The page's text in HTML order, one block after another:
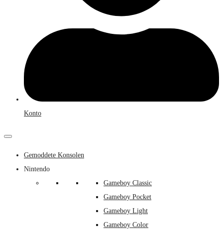
Konto
Gemoddete Konsolen
Nintendo
Gameboy Classic
Gameboy Pocket
Gameboy Light
Gameboy Color